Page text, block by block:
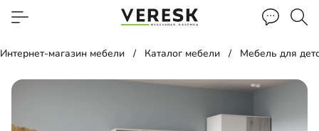
Интернет-магазин мебели Каталог мебели Мебель для